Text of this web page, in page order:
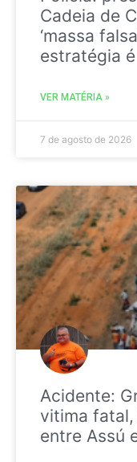
Cadeia de
‘massa
estratégia
VER MATÉRIA »
7 de agosto de 2026
Acidente:
vitima
entre Assú